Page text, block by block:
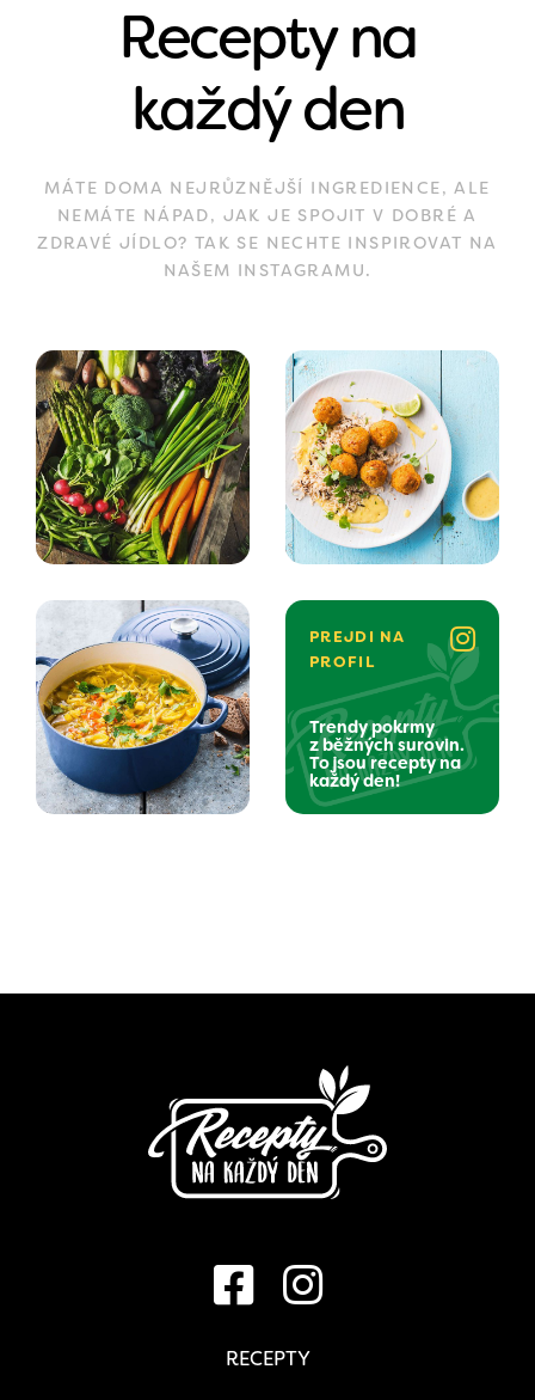
Recepty na
každý den
MÁTE DOMA NEJRŮZNĚJŠÍ INGREDIENCE, ALE
NEMÁTE NÁPAD, JAK JE SPOJIT V DOBRÉ A
ZDRAVÉ JÍDLO? TAK SE NECHTE INSPIROVAT NA
NAŠEM INSTAGRAMU.
PREJDI NA
PROFIL
Trendy pokrmy
z běžných surovin.
To jsou recepty na
každý den!
RECEPTY